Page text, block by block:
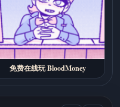
免费在线玩 BloodMoney